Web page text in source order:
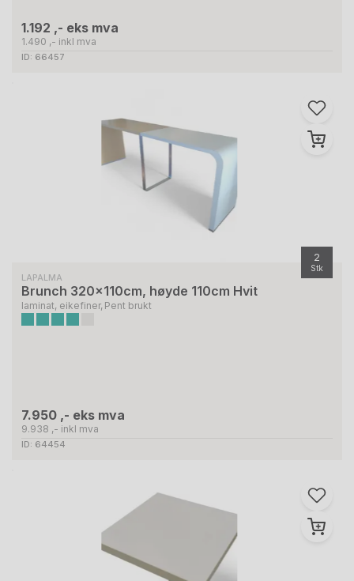
1.192 ,- eks mva
1.490 ,- inkl mva
ID: 66457
2
Stk
LAPALMA
Brunch 320x110cm, høyde 110cm Hvit
laminat, eikefiner, Pent brukt
7.950 ,- eks mva
9.938 ,- inkl mva
ID: 64454